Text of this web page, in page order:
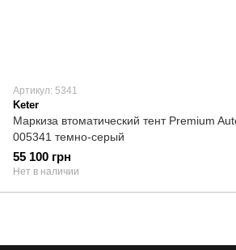
Артикул: 5341
Keter
Маркиза втоматический тент Premium
005341 темно-серый
55 100 грн
Нет в наличии